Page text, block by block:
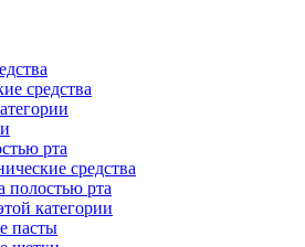
средства
рта
средства
полостью рта
категории
пасты